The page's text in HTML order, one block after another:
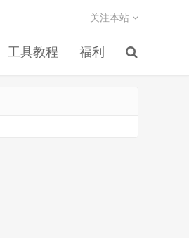
工具教程 福利
关注本站